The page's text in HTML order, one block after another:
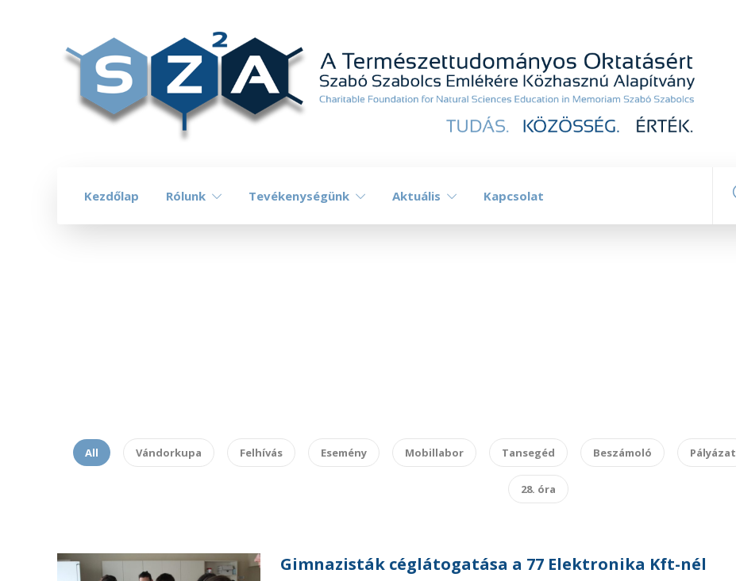
Kezdőlap Rólunk Tevékenységünk Aktuális Kapcsolat
All Vándorkupa Felhívás Esemény Mobillabor Tansegéd Beszámoló Pályázat
28. óra
Gimnazisták céglátogatása a 77 Elektronika Kft-nél